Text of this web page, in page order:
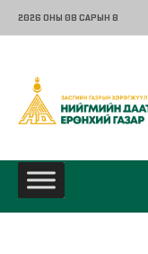
2026 ОНЫ 08 САРЫН 8